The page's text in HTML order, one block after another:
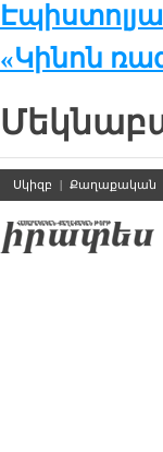
«Կինոն
Սկիզբ | Քաղաքական